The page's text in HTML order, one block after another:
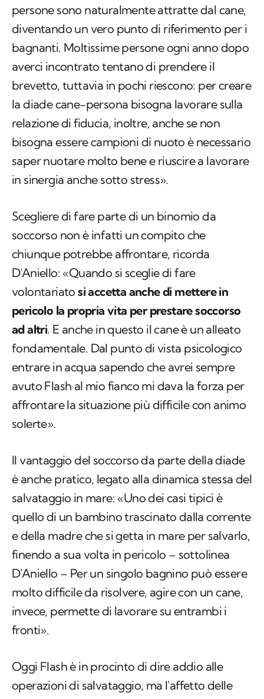
persone sono naturalmente attratte dal cane,
diventando un vero punto di riferimento per i
bagnanti. Moltissime persone ogni anno dopo
averci incontrato tentano di prendere il
brevetto, tuttavia in pochi riescono: per creare
la diade cane-persona bisogna lavorare sulla
relazione di fiducia, inoltre, anche se non
bisogna essere campioni di nuoto è necessario
saper nuotare molto bene e riuscire a lavorare
in sinergia anche sotto stress».
Scegliere di fare parte di un binomio da
soccorso non è infatti un compito che
chiunque potrebbe affrontare, ricorda
D'Aniello: «Quando si sceglie di fare
volontariato si accetta anche di mettere in
pericolo la propria vita per prestare soccorso
ad altri. E anche in questo il cane è un alleato
fondamentale. Dal punto di vista psicologico
entrare in acqua sapendo che avrei sempre
avuto Flash al mio fianco mi dava la forza per
affrontare la situazione più difficile con animo
solerte».
Il vantaggio del soccorso da parte della diade
è anche pratico, legato alla dinamica stessa del
salvataggio in mare: «Uno dei casi tipici è
quello di un bambino trascinato dalla corrente
e della madre che si getta in mare per salvarlo,
finendo a sua volta in pericolo – sottolinea
D'Aniello – Per un singolo bagnino può essere
molto difficile da risolvere, agire con un cane,
invece, permette di lavorare su entrambi i
fronti».
Oggi Flash è in procinto di dire addio alle
operazioni di salvataggio, ma l'affetto delle